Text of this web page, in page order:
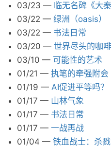
03/23 — 临无名碑《大秦
03/22 — 绿洲（oasis）
03/22 — 书法日常
03/20 — 世界尽头的咖
03/10 — 可能性的艺术
01/21 — 执笔的牵强附会
01/19 — AI促进平等吗？
01/17 — 山林气象
01/17 — 书法日常
01/17 — 一战再战
01/04 — 铁血战士：杀